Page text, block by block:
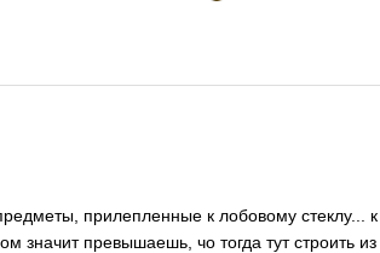
прилепленные к лобовому стеклу...
значит превышаешь, чо тогда тут строить